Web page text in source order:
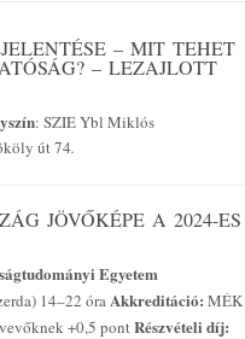
– MIT TEHET
– LEZAJLOTT
: SZIE Ybl Miklós
út 74.
JÖVŐKÉPE A 2024-ES
Egyetem
14–22 óraAkkreditáció: MÉK
+0,5 pontRészvételi díj: